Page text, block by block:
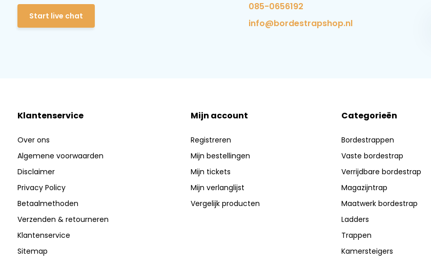
Start live chat
085-0656192
info@bordestrapshop.nl
Klantenservice
Over ons
Algemene voorwaarden
Disclaimer
Privacy Policy
Betaalmethoden
Verzenden & retourneren
Klantenservice
Sitemap
Mijn account
Registreren
Mijn bestellingen
Mijn tickets
Mijn verlanglijst
Vergelijk producten
Categorieën
Bordestrappen
Vaste bordestrap
Verrijdbare bordestrap
Magazijntrap
Maatwerk bordestrap
Ladders
Trappen
Kamersteigers